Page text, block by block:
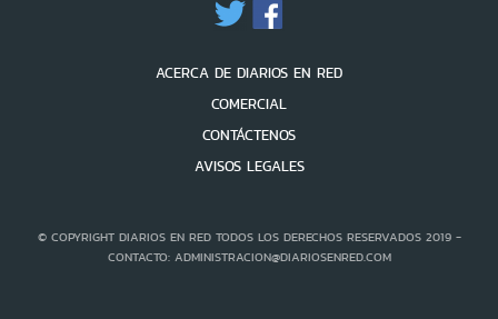
ACERCA DE DIARIOS EN RED
COMERCIAL
CONTÁCTENOS
AVISOS LEGALES
© COPYRIGHT DIARIOS EN RED TODOS LOS DERECHOS RESERVADOS 2019 -
CONTACTO: ADMINISTRACION@DIARIOSENRED.COM